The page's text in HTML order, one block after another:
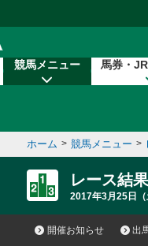
競馬メニュー 馬券・
ホーム > 競馬メニュー >
レース結果
2017年3月25日
開催お知らせ 出